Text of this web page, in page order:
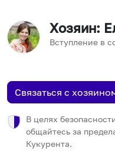
Хозяин:
Вступление в
Связаться с
В целях
общайтесь за
Кукурента.